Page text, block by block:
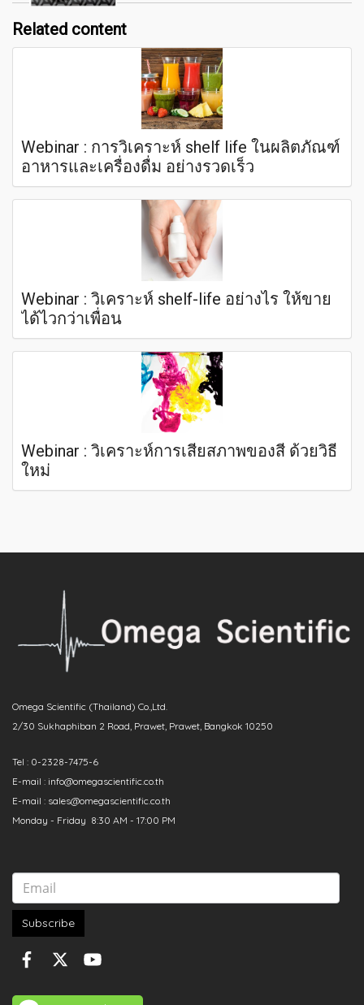
Related content
Webinar : การวิเคราะห์ shelf life ในผลิตภัณฑ์
อาหารและเครื่องดื่ม อย่างรวดเร็ว
Webinar : วิเคราะห์ shelf-life อย่างไร ให้ขาย
ได้ไวกว่าเพื่อน
Webinar : วิเคราะห์การเสียสภาพของสี ด้วยวิธี
ใหม่
Omega Scientific (Thailand) Co.,Ltd.
2/30 Sukhaphiban 2 Road, Prawet, Prawet, Bangkok 10250
Tel : 0-2328-7475-6
E-mail : info@omegascientific.co.th
E-mail : sales@omegascientific.co.th
Monday - Friday 8:30 AM - 17:00 PM
Subscribe